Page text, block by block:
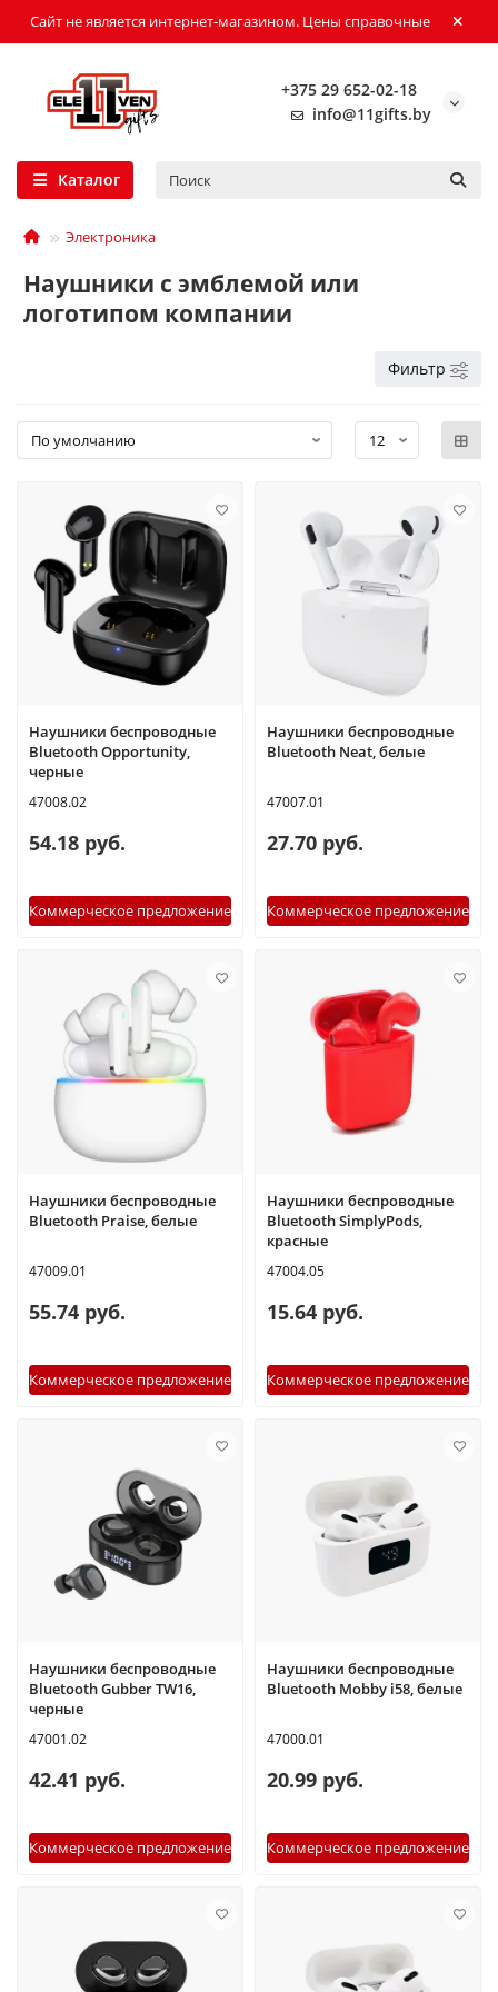
Сайт не является интернет-магазином. Цены справочные
+375 29 652-02-18
info@11gifts.by
Каталог
Электроника
Наушники с эмблемой или
логотипом компании
Фильтр
Наушники беспроводные
Bluetooth Opportunity,
черные
47008.02
54.18 руб.
Коммерческое предложение
Наушники беспроводные
Bluetooth Neat, белые
47007.01
27.70 руб.
Коммерческое предложение
Наушники беспроводные
Bluetooth Praise, белые
47009.01
55.74 руб.
Коммерческое предложение
Наушники беспроводные
Bluetooth SimplyPods,
красные
47004.05
15.64 руб.
Коммерческое предложение
Наушники беспроводные
Bluetooth Gubber TW16,
черные
47001.02
42.41 руб.
Коммерческое предложение
Наушники беспроводные
Bluetooth Mobby i58, белые
47000.01
20.99 руб.
Коммерческое предложение